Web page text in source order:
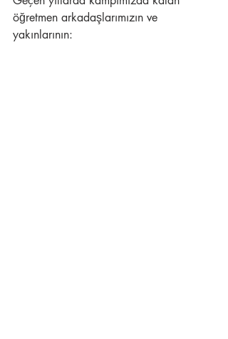
öğretmen arkadaşlarımızın ve
yakınlarının: